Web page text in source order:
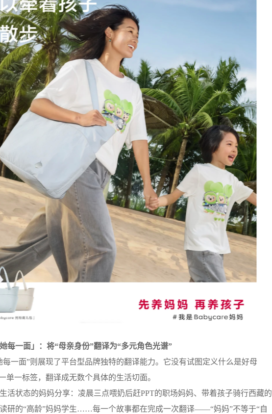
每一面」：将“母亲身份”翻译为“多元角色光谱”
每一面”则展现了平台型品牌独特的翻译能力。它没有试图定义什么是好母
单一标签，翻译成无数个具体的生活切面。
活状态的妈妈分享：凌晨三点喂奶后赶PPT的职场妈妈、带着孩子骑行西藏的
研的“高龄”妈妈学生……每一个故事都在完成一次翻译——“妈妈”不等于“自